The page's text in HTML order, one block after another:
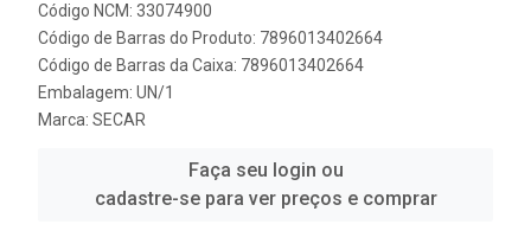
Código NCM: 33074900
Código de Barras do Produto: 7896013402664
Código de Barras da Caixa: 7896013402664
Embalagem: UN/1
Marca: SECAR
Faça seu login ou
cadastre-se para ver preços e comprar